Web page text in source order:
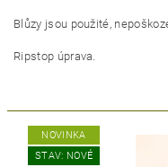
Blůzy jsou použité,
Ripstop úprava.
NOVINKA
STAV: NOVÉ